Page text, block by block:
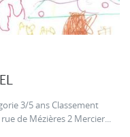
3/5 ans Classement
de Mézières 2 Mercier...